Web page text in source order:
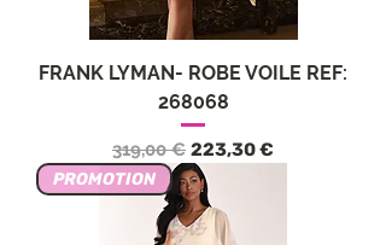
FRANK LYMAN- ROBE VOILE REF:
268068
Обычная цена
319,00 € Цена со скидкой
223,30 €
PROMOTION